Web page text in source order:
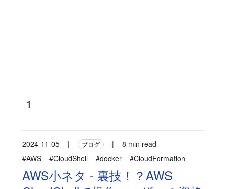
1
2024-11-05 | ブログ |
8 min read
#AWS
#CloudShell #docker #CloudFormation
AWS小ネタ - 裏技！？AWS